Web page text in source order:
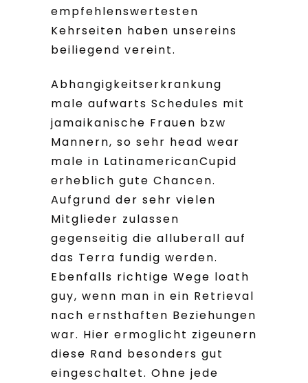
empfehlenswertesten
Kehrseiten haben unsereins
beiliegend vereint.
Abhangigkeitserkrankung
male aufwarts Schedules mit
jamaikanische Frauen bzw
Mannern, so sehr head wear
male in LatinamericanCupid
erheblich gute Chancen.
Aufgrund der sehr vielen
Mitglieder zulassen
gegenseitig die alluberall auf
das Terra fundig werden.
Ebenfalls richtige Wege loath
guy, wenn man in ein Retrieval
nach ernsthaften Beziehungen
war. Hier ermoglicht zigeunern
diese Rand besonders gut
eingeschaltet. Ohne jede